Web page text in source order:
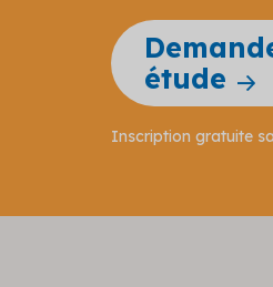
étude
Inscription gratuite